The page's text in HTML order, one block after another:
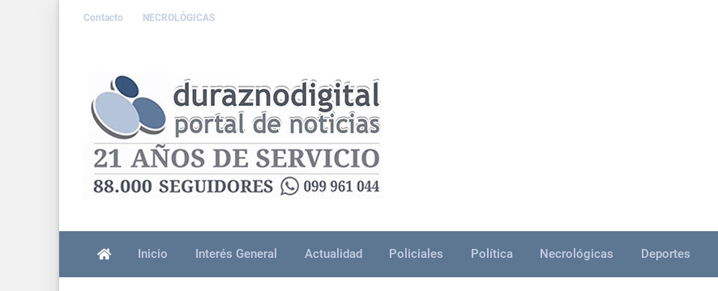
Contacto NECROLÓGICAS
Inicio Interés General Actualidad Policiales Política Necrológicas Deportes